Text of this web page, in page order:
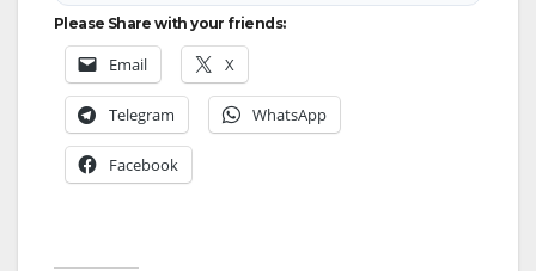
Please Share with your friends:
Email X
Telegram WhatsApp
Facebook